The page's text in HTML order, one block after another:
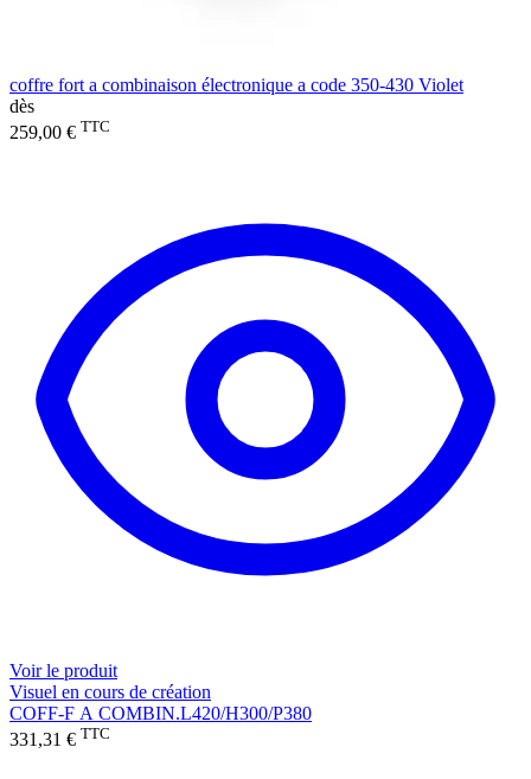
coffre fort a combinaison électronique a code 350-430 Violet
dès
259,00 € TTC
Voir le produit
Visuel en cours de création
COFF-F A COMBIN.L420/H300/P380
331,31 € TTC